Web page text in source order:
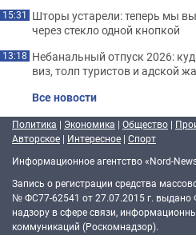
15:31 Шторы устарели: теперь мы
через стекло одной кнопкой
13:18 Небанальный отпуск 2026:
виз, толп туристов и адской
Все новости
Политика | Экономика | Общество |
Авторское | Интересное | Спорт
Информационное агентство «Nord-
Запись о регистрации средства
№ ФС77-62541 от 27.07.2015 г. выдано
надзору в сфере связи,
коммуникаций (Роскомнадзор).